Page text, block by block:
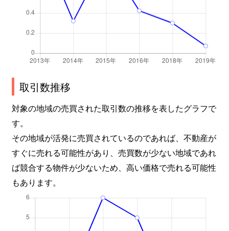
取引数推移
対象の地域の売買された取引数の推移を表したグラフで
す。
その地域が活発に売買されているのであれば、不動産が
すぐに売れる可能性があり、売買数が少ない地域であれ
ば競合する物件が少ないため、高い価格で売れる可能性
もあります。